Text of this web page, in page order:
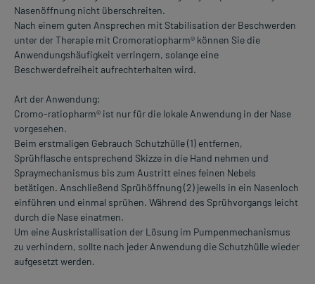
Nasenöffnung nicht überschreiten.
Nach einem guten Ansprechen mit Stabilisation der Beschwerden
unter der Therapie mit Cromoratiopharm® können Sie die
Anwendungshäufigkeit verringern, solange eine
Beschwerdefreiheit aufrechterhalten wird.
Art der Anwendung:
Cromo-ratiopharm® ist nur für die lokale Anwendung in der Nase
vorgesehen.
Beim erstmaligen Gebrauch Schutzhülle (1) entfernen,
Sprühflasche entsprechend Skizze in die Hand nehmen und
Spraymechanismus bis zum Austritt eines feinen Nebels
betätigen. Anschließend Sprühöffnung (2) jeweils in ein Nasenloch
einführen und einmal sprühen. Während des Sprühvorgangs leicht
durch die Nase einatmen.
Um eine Auskristallisation der Lösung im Pumpenmechanismus
zu verhindern, sollte nach jeder Anwendung die Schutzhülle wieder
aufgesetzt werden.